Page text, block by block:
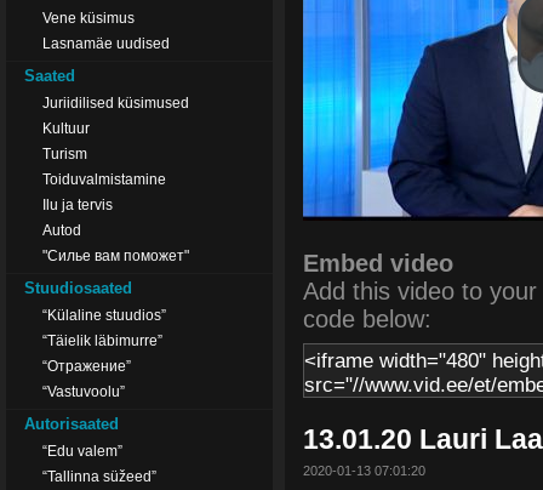
Vene küsimus
Lasnamäe uudised
Saated
Juriidilised küsimused
Kultuur
Turism
Toiduvalmistamine
Ilu ja tervis
Autod
"Силье вам поможет"
Stuudiosaated
“Külaline stuudios”
“Täielik läbimurre”
“Отражение”
“Vastuvoolu”
Autorisaated
“Edu valem”
“Tallinna süžeed”
Embed video
Add this video to
code below:
13.01.20 Lauri
2020-01-13 07:01:20